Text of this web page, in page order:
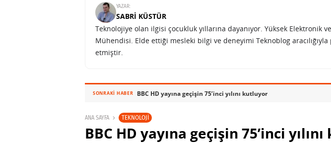
YAZAR:
SABRI KÜSTÜR
Teknolojiye olan ilgisi çocukluk yıllarına dayanıyor. Yüksek Elektronik
Mühendisi. Elde ettiği mesleki bilgi ve deneyimi Teknoblog aracılığıyla
etmiştir.
SONRAKI HABER BBC HD yayına geçişin 75’inci yılını kutluyor
ANA SAYFA TEKNOLOJI
BBC HD yayına geçişin 75’inci